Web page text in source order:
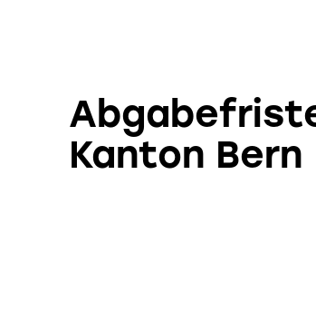
Kanton Bern